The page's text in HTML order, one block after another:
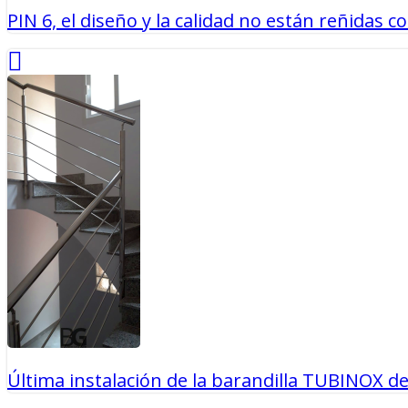
PIN 6, el diseño y la calidad no están reñidas
Última instalación de la barandilla TUBINOX